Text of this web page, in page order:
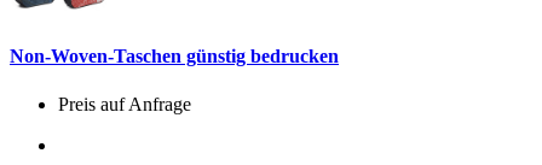
Non-Woven-Taschen günstig bedrucken
Preis auf Anfrage